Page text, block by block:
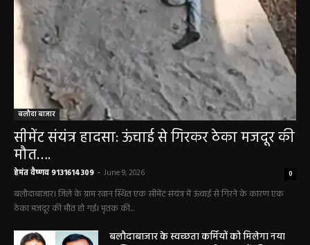
बलौदा बाजार
सीमेंट संयंत्र हादसा: ऊंचाई से गिरकर ठेका मजदूर की
मौत….
हेमंत वैष्णव 9131614309 - June 9, 2026 0
बलौदाबाजार। जिले के ग्राम रवान स्थित एक सीमेंट संयंत्र में ऊंचाई से गिरने के कारण एक
ठेका मजदूर की मौत हो गई। मृतक की...
बलौदाबाजार के स्वच्छता कर्मियों को मिलेगा नया